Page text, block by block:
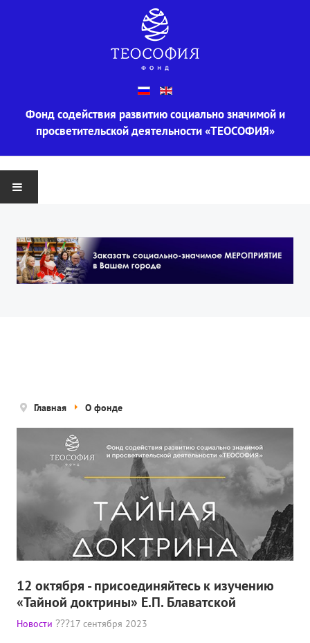
Фонд содействия развитию социально значимой и
просветительской деятельности «ТЕОСОФИЯ»
О ФОНДЕ
Информация
Концепция деятельности
Нам помогают
Политика конфиденциальности
ПРОЕКТЫ
🌟 Детский проект «БЕЛЫЕ ЯГУАРЫ»
✔️ Заказать мероприятие
Главная О фонде
12 октября - присоединяйтесь к изучению
«Тайной доктрины» Е.П. Блаватской
Новости 17 сентября 2023